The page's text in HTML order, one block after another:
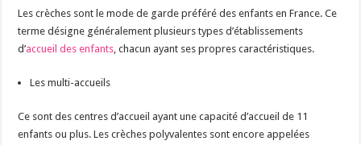
Les crèches sont le mode de garde préféré des enfants en France. Ce
terme désigne généralement plusieurs types d’établissements
d’accueil des enfants, chacun ayant ses propres caractéristiques.
Les multi-accueils
Ce sont des centres d’accueil ayant une capacité d’accueil de 11
enfants ou plus. Les crèches polyvalentes sont encore appelées